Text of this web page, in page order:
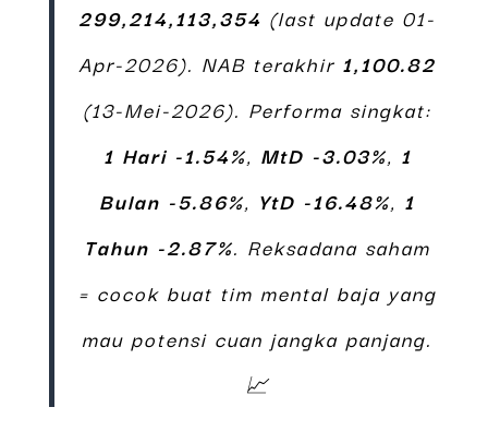
299,214,113,354 (last update 01-
Apr-2026). NAB terakhir 1,100.82
(13-Mei-2026). Performa singkat:
1 Hari -1.54%, MtD -3.03%, 1
Bulan -5.86%, YtD -16.48%, 1
Tahun -2.87%. Reksadana saham
= cocok buat tim mental baja yang
mau potensi cuan jangka panjang.
📈